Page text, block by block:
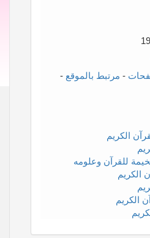
- مرتبط بالموقع -
الكريم
للقرآن وعلومه
الكريم
الكريم